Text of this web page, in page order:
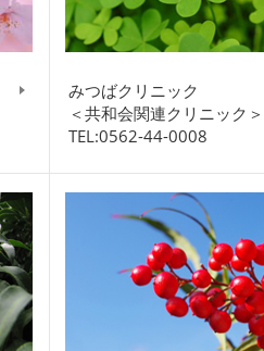
みつばクリニック
＜共和会関連クリニック＞
TEL:0562-44-0008